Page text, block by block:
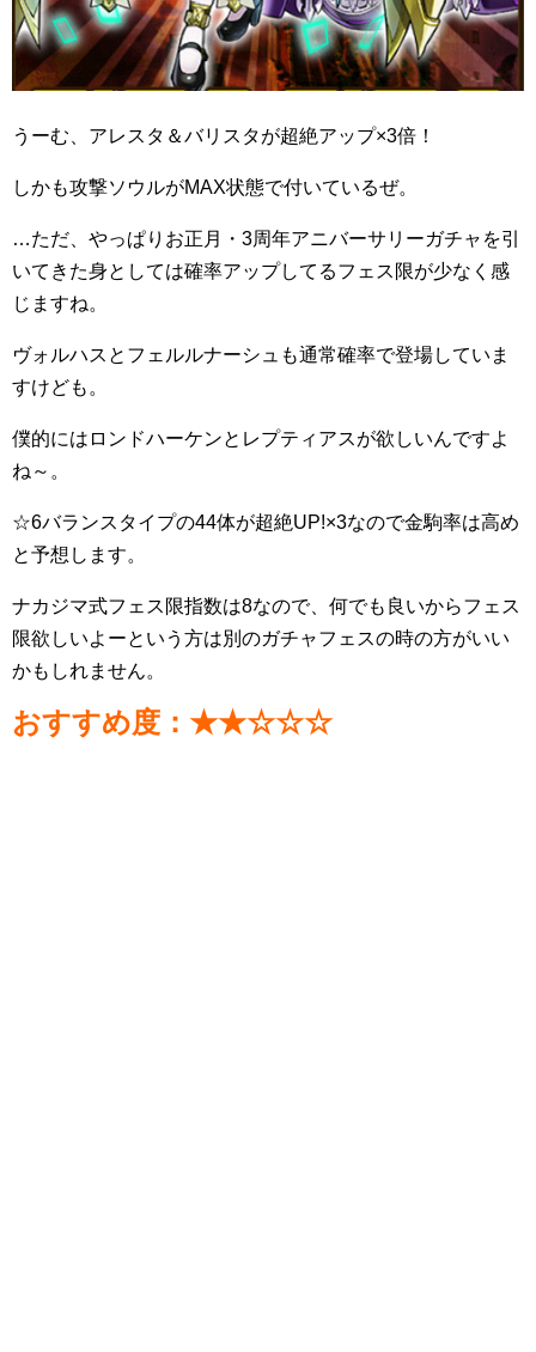
うーむ、アレスタ＆バリスタが超絶アップ×3倍！
しかも攻撃ソウルがMAX状態で付いているぜ。
…ただ、やっぱりお正月・3周年アニバーサリーガチャを引
いてきた身としては確率アップしてるフェス限が少なく感
じますね。
ヴォルハスとフェルルナーシュも通常確率で登場していま
すけども。
僕的にはロンドハーケンとレプティアスが欲しいんですよ
ね～。
☆6バランスタイプの44体が超絶UP!×3なので金駒率は高め
と予想します。
ナカジマ式フェス限指数は8なので、何でも良いからフェス
限欲しいよーという方は別のガチャフェスの時の方がいい
かもしれません。
おすすめ度：★★☆☆☆